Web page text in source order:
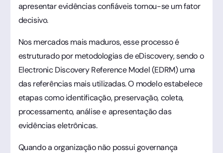
apresentar evidências confiáveis tornou-se um fator
decisivo.
Nos mercados mais maduros, esse processo é
estruturado por metodologias de eDiscovery, sendo o
Electronic Discovery Reference Model (EDRM) uma
das referências mais utilizadas. O modelo estabelece
etapas como identificação, preservação, coleta,
processamento, análise e apresentação das
evidências eletrônicas.
Quando a organização não possui governança